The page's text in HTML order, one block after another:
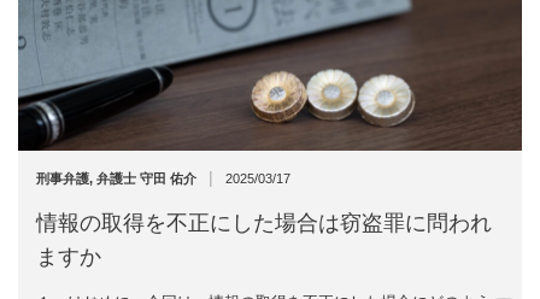
刑事弁護, 弁護士 守田 佑介 | 2025/03/17
情報の取得を不正にした場合は窃盗罪に問われ
ますかお電話でのご予約